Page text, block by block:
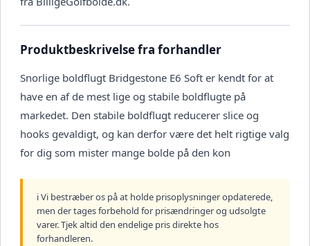
Produktbeskrivelse fra forhandler
Snorlige boldflugt Bridgestone E6 Soft er kendt for at
have en af de mest lige og stabile boldflugte på
markedet. Den stabile boldflugt reducerer slice og
hooks gevaldigt, og kan derfor være det helt rigtige valg
for dig som mister mange bolde på den kon
ℹ️ Vi bestræber os på at holde prisoplysninger opdaterede,
men der tages forbehold for prisændringer og udsolgte
varer. Tjek altid den endelige pris direkte hos
forhandleren.